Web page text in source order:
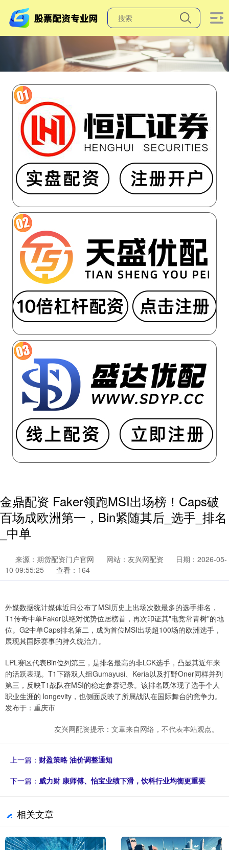
金鼎配资 Faker领跑MSI出场榜！Caps破
百场成欧洲第一，Bin紧随其后_选手_排名
_中单
来源：期货配资门户官网 网站：友兴网配资
日期：2026-05-
10 09:55:25
查看：164
外媒数据统计媒体近日公布了MSI历史上出场次数最多的选手排名，
T1传奇中单Faker以绝对优势位居榜首，再次印证其"电竞常青树"的地
位。G2中单Caps排名第二，成为首位MSI出场超100场的欧洲选手，
展现其国际赛事的持久统治力。
LPL赛区代表Bin位列第三，是排名最高的非LCK选手，凸显其近年来
的活跃表现。T1下路双人组Gumayusi、Keria以及打野Oner同样并列
第三，反映T1战队在MSI的稳定参赛记录。该排名既体现了选手个人
职业生涯的 longevity，也侧面反映了所属战队在国际舞台的竞争力。
发布于：重庆市
友兴网配资提示：文章来自网络，不代表本站观点。
上一篇： 财盈策略 油价调整通知
下一篇： 威力财 康师傅、怡宝业绩下滑，饮料行业均衡更重要
相关文章